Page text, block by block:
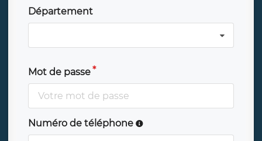
Département
Mot de passe
Numéro de téléphone